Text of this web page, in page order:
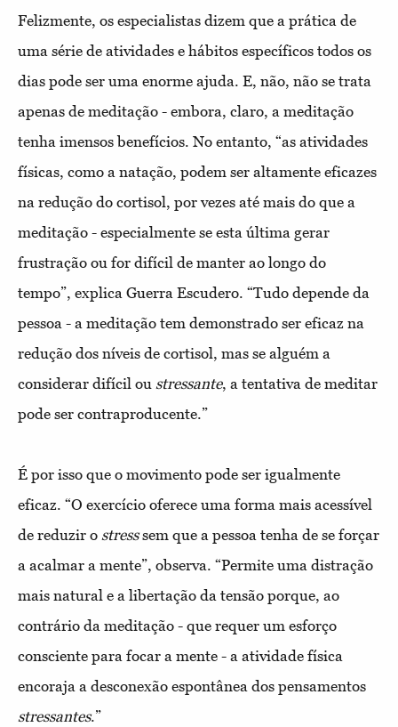
Felizmente, os especialistas dizem que a prática de
uma série de atividades e hábitos específicos todos os
dias pode ser uma enorme ajuda. E, não, não se trata
apenas de meditação - embora, claro, a meditação
tenha imensos benefícios. No entanto, “as atividades
físicas, como a natação, podem ser altamente eficazes
na redução do cortisol, por vezes até mais do que a
meditação - especialmente se esta última gerar
frustração ou for difícil de manter ao longo do
tempo”, explica Guerra Escudero. “Tudo depende da
pessoa - a meditação tem demonstrado ser eficaz na
redução dos níveis de cortisol, mas se alguém a
considerar difícil ou stressante, a tentativa de meditar
pode ser contraproducente.”
É por isso que o movimento pode ser igualmente
eficaz. “O exercício oferece uma forma mais acessível
de reduzir o stresssem que a pessoa tenha de se forçar
a acalmar a mente”, observa. “Permite uma distração
mais natural e a libertação da tensão porque, ao
contrário da meditação - que requer um esforço
consciente para focar a mente - a atividade física
encoraja a desconexão espontânea dos pensamentos
stressantes.”